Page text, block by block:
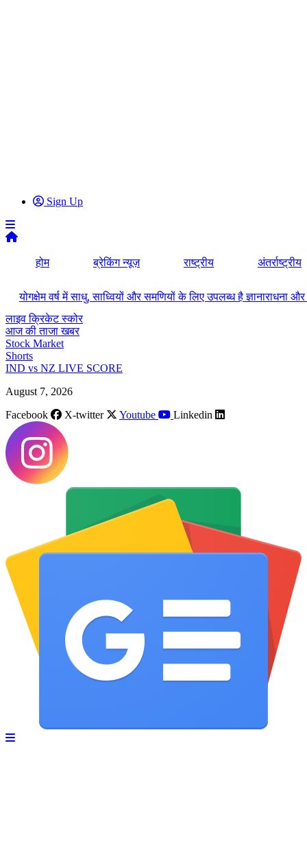
Sign Up
होम ब्रेकिंग न्यूज़ राष्ट्रीय अंतर्राष्ट्रीय
योगक्षेम वर्ष में साधु, साध्वियों और समणियों के लिए उपलब्ध है
लाइव क्रिकेट स्कोर
आज की ताजा खबर
Stock Market
Shorts
IND vs NZ LIVE SCORE
August 7, 2026
Facebook
X-twitter Youtube Linkedin